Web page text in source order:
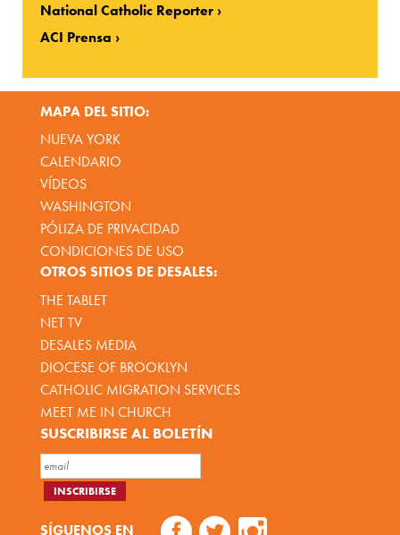
National Catholic Reporter
ACI Prensa
MAPA DEL SITIO:
NUEVA YORK
CALENDARIO
VÍDEOS
WASHINGTON
PÓLIZA DE PRIVACIDAD
CONDICIONES DE USO
OTROS SITIOS DE DESALES:
THE TABLET
NET TV
DESALES MEDIA
DIOCESE OF BROOKLYN
CATHOLIC MIGRATION SERVICES
MEET ME IN CHURCH
SUSCRIBIRSE AL BOLETÍN
SÍGUENOS EN